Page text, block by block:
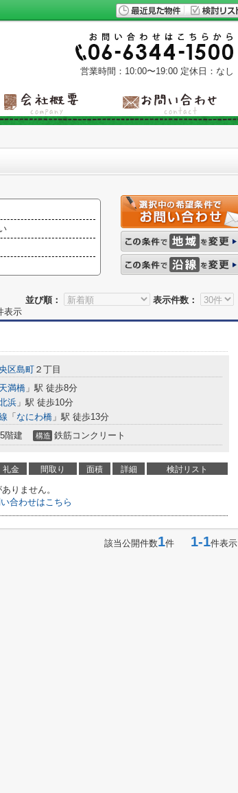
営業時間：10:00〜19:00 定休日：なし
並び順： 表示件数：
表示
区島町 ２丁目
天満橋 」駅 徒歩8分
浜 」駅 徒歩10分
「 なにわ橋 」駅 徒歩13分
階建 構造 鉄筋コンクリート
礼金 間取り 面積 詳細 検討リスト
りません。
合わせはこちら
該当公開件数1件 1-1件表示